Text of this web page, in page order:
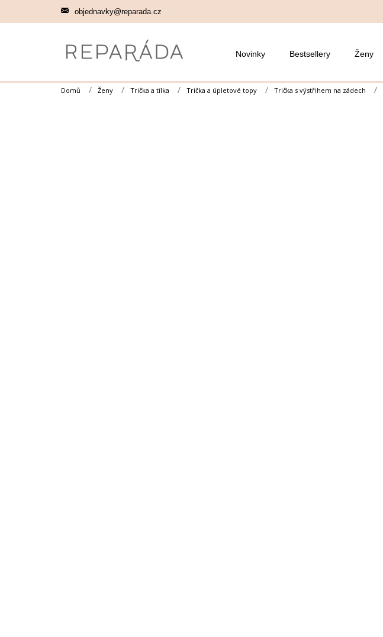
objednavky@reparada.cz
Novinky Bestsellery Ženy
Domů Ženy Trička a tílka Trička a úpletové topy Trička s výstřihem na zádech